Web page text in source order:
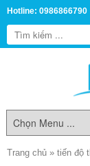
Hotline: 0986866790
Trang chủ » tiến độ